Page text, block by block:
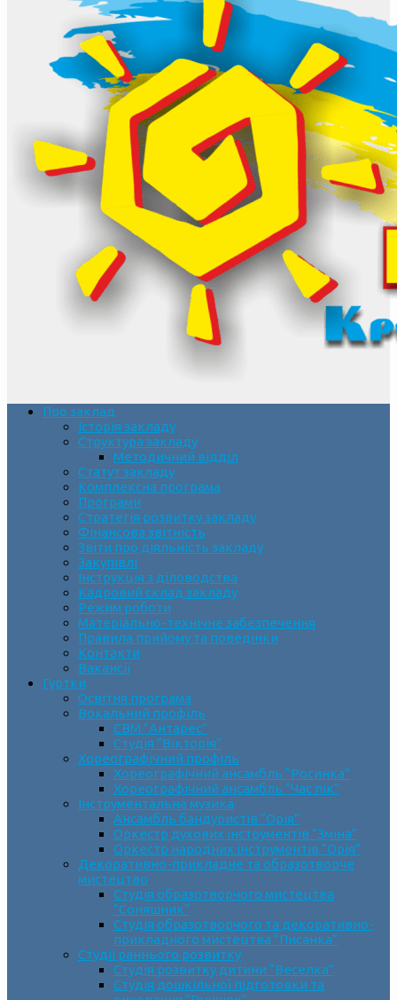
Про заклад
Історія закладу
Структура закладу
Методичний відділ
Статут закладу
Комплексна програма
Програми
Стратегія розвитку закладу
Фінансова звітність
Звіти про діяльність закладу
Закупівлі
Інструкція з діловодства
Кадровий склад закладу
Режим роботи
Матеріально-технічне забезпечення
Правила прийому та поведінки
Контакти
Вакансії
Гуртки
Освітня програма
Вокальний профіль
СВМ “Антарес”
Студія “Вікторія”
Хореографічний профіль
Хореографічний ансамбль “Росинка”
Хореографічний ансамбль “Час пік”
Інструментальна музика
Ансамбль бандуристів “Орія”
Оркестр духових інструментів “Зміна”
Оркестр народних інструментів “Орія”
Декоративно-прикладне та образотворче
мистецтво
Cтудія образотворчого мистецтва
“Соняшник”
Студія образотворчого та декоративно-
прикладного мистецтва “Писанка”
Студії раннього розвитку
Студія розвитку дитини “Веселка”
Студія дошкільної підготовки та